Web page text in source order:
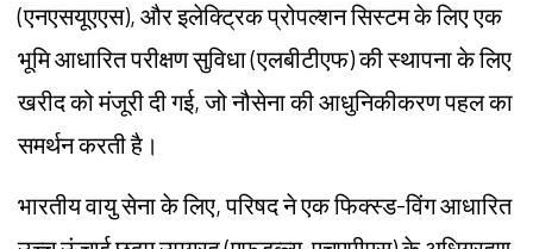
(एनएसयूएएस), और इलेक्ट्रिक प्रोपल्शन सिस्टम के लिए एक
भूमि आधारित परीक्षण सुविधा (एलबीटीएफ) की स्थापना के लिए
खरीद को मंजूरी दी गई, जो नौसेना कीआधुनिकीकरणपहल का
समर्थन करती है।
भारतीय वायु सेना के लिए, परिषद ने एक फिक्स्ड-विंग आधारित